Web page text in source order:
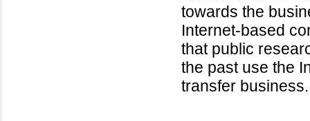
towards the
Internet-based
that public
the past use the
transfer business.